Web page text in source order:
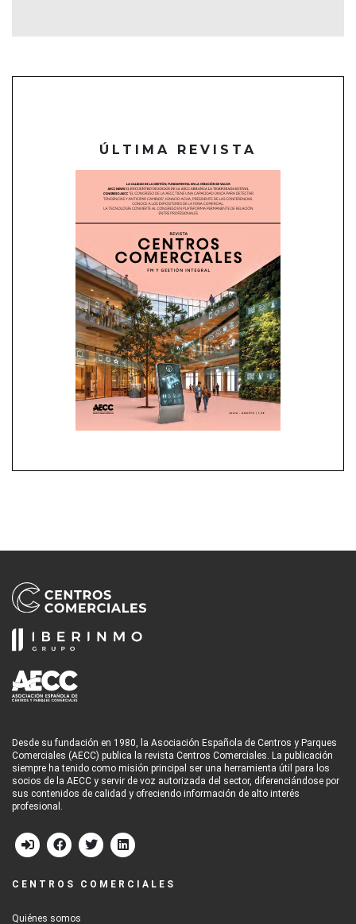
ÚLTIMA REVISTA
Desde su fundación en 1980, la Asociación Española de Centros y Parques
Comerciales (AECC) publica la revista Centros Comerciales. La publicación
siempre ha tenido como misión principal ser una herramienta útil para los
socios de la AECC y servir de voz autorizada del sector, diferenciándose por
sus contenidos de calidad y ofreciendo información de alto interés
profesional.
CENTROS COMERCIALES
Quiénes somos